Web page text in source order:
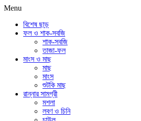
Menu
বিশেষ ছাড়
ফল ও শাক-সবজি
শাক-সবজি
তাজা-ফল
মাংস ও মাছ
মাছ
মাংস
শুটকি মাছ
রান্নার সামগ্রী
মশলা
লবণ ও চিনি